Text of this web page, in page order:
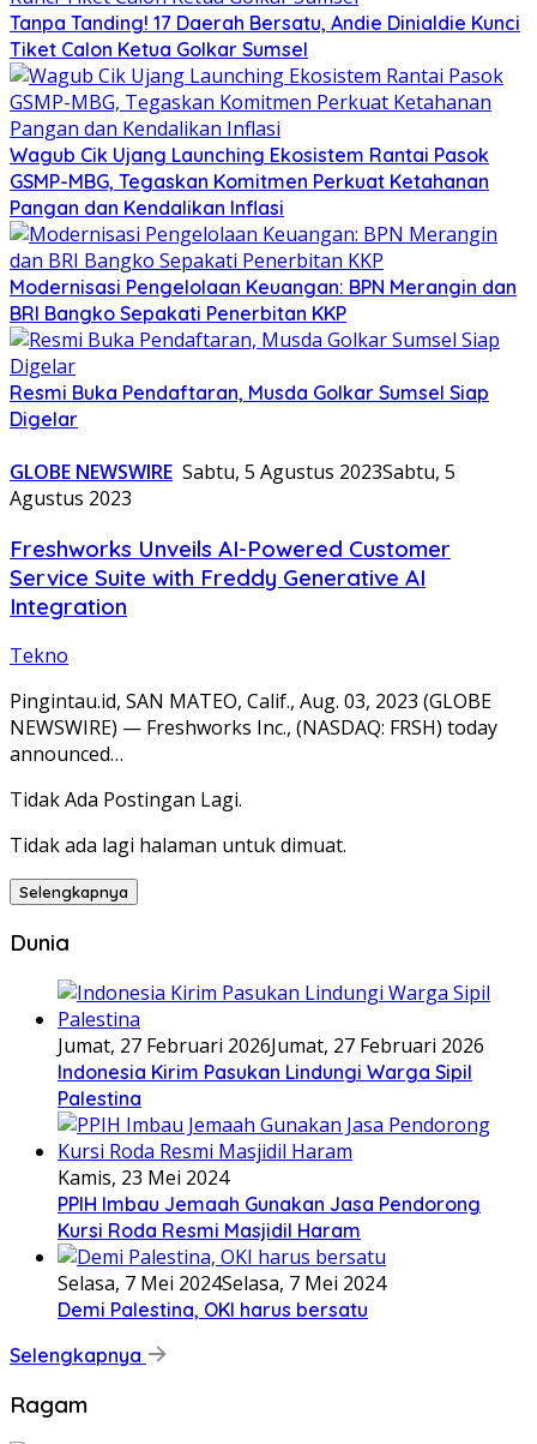
Tanpa Tanding! 17 Daerah Bersatu, Andie Dinialdie Kunci
Tiket Calon Ketua Golkar Sumsel
Wagub Cik Ujang Launching Ekosistem Rantai Pasok
GSMP-MBG, Tegaskan Komitmen Perkuat Ketahanan
Pangan dan Kendalikan Inflasi
Modernisasi Pengelolaan Keuangan: BPN Merangin dan
BRI Bangko Sepakati Penerbitan KKP
Resmi Buka Pendaftaran, Musda Golkar Sumsel Siap
Digelar
GLOBE NEWSWIRE Sabtu, 5 Agustus 2023Sabtu, 5
Agustus 2023
Freshworks Unveils AI-Powered Customer
Service Suite with Freddy Generative AI
Integration
Tekno
Pingintau.id, SAN MATEO, Calif., Aug. 03, 2023 (GLOBE
NEWSWIRE) — Freshworks Inc., (NASDAQ: FRSH) today
announced…
Tidak Ada Postingan Lagi.
Tidak ada lagi halaman untuk dimuat.
Selengkapnya
Dunia
Jumat, 27 Februari 2026Jumat, 27 Februari 2026
Indonesia Kirim Pasukan Lindungi Warga Sipil
Palestina
Kamis, 23 Mei 2024
PPIH Imbau Jemaah Gunakan Jasa Pendorong
Kursi Roda Resmi Masjidil Haram
Selasa, 7 Mei 2024Selasa, 7 Mei 2024
Demi Palestina, OKI harus bersatu
Selengkapnya
Ragam